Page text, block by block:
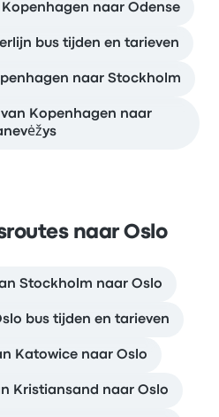
naar Odense
bus tijden en tarieven
naar Stockholm
Kopenhagen naar
naar Oslo
Stockholm naar Oslo
bus tijden en tarieven
Katowice naar Oslo
Kristiansand naar Oslo